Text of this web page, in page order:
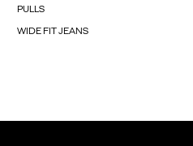
PULLS
WIDE FIT JEANS